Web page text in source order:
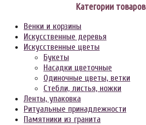
Категории товаров
Венки и корзины
Искусственные деревья
Искусственные цветы
Букеты
Насадки цветочные
Одиночные цветы, ветки
Стебли, листья, ножки
Ленты, упаковка
Ритуальные принадлежности
Памятники из гранита